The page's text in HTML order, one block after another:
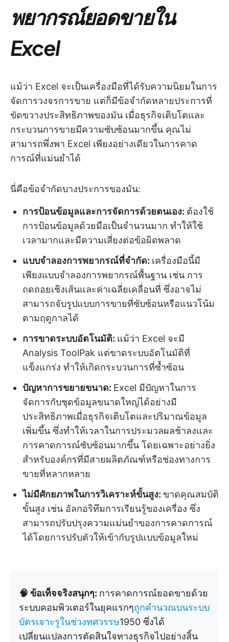
พยากรณ์ยอดขายใน
Excel
แม้ว่า Excel จะเป็นเครื่องมือที่ได้รับความนิยมในการ
จัดการวงจรการขาย แต่ก็มีข้อจำกัดหลายประการที่
ขัดขวางประสิทธิภาพของมัน เมื่อธุรกิจเติบโตและ
กระบวนการขายมีความซับซ้อนมากขึ้น คุณไม่
สามารถพึ่งพา Excel เพียงอย่างเดียวในการคาด
การณ์ที่แม่นยำได้
นี่คือข้อจำกัดบางประการของมัน:
การป้อนข้อมูลและการจัดการด้วยตนเอง: ต้องใช้
การป้อนข้อมูลด้วยมือเป็นจำนวนมาก ทำให้ใช้
เวลามากและมีความเสี่ยงต่อข้อผิดพลาด
แบบจำลองการพยากรณ์ที่จำกัด: เครื่องมือนี้มี
เพียงแบบจำลองการพยากรณ์พื้นฐาน เช่น การ
ถดถอยเชิงเส้นและค่าเฉลี่ยเคลื่อนที่ ซึ่งอาจไม่
สามารถจับรูปแบบการขายที่ซับซ้อนหรือแนวโน้ม
ตามฤดูกาลได้
การขาดระบบอัตโนมัติ: แม้ว่า Excel จะมี
Analysis ToolPak แต่ขาดระบบอัตโนมัติที่
แข็งแกร่ง ทำให้เกิดกระบวนการที่ซ้ำซ้อน
ปัญหาการขยายขนาด: Excel มีปัญหาในการ
จัดการกับชุดข้อมูลขนาดใหญ่ได้อย่างมี
ประสิทธิภาพเมื่อธุรกิจเติบโตและปริมาณข้อมูล
เพิ่มขึ้น ซึ่งทำให้เวลาในการประมวลผลช้าลงและ
การคาดการณ์ซับซ้อนมากขึ้น โดยเฉพาะอย่างยิ่ง
สำหรับองค์กรที่มีสายผลิตภัณฑ์หรือช่องทางการ
ขายที่หลากหลาย
ไม่มีศักยภาพในการวิเคราะห์ขั้นสูง: ขาดคุณสมบัติ
ขั้นสูง เช่น อัลกอริทึมการเรียนรู้ของเครื่อง ซึ่ง
สามารถปรับปรุงความแม่นยำของการคาดการณ์
ได้โดยการปรับตัวให้เข้ากับรูปแบบข้อมูลใหม่
🧠 ข้อเท็จจริงสนุกๆ: การคาดการณ์ยอดขายด้วย
ระบบคอมพิวเตอร์ในยุคแรกๆถูกคำนวณบนระบบ
บัตรเจาะรูในช่วงทศวรรษ1950 ซึ่งได้
เปลี่ยนแปลงการตัดสินใจทางธุรกิจไปอย่างสิ้น